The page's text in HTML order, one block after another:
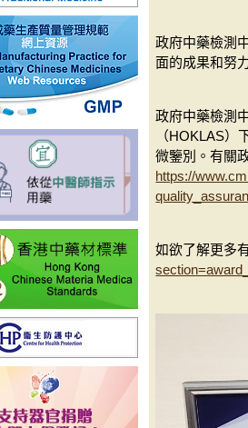
政府中藥檢測
面的成果和努
政府中藥檢測
（HOKLAS
微鑒別。有關
https://
如欲了解更多